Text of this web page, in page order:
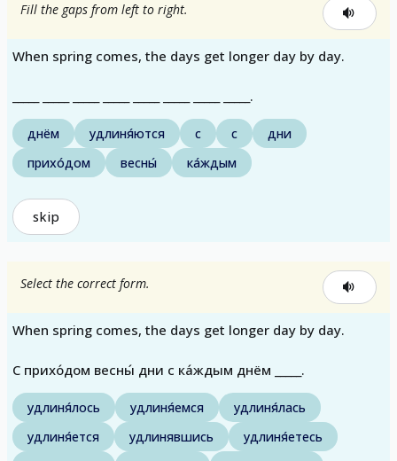
Fill the gaps from left to right.
When spring comes, the days get longer day by day.
_____ _____ _____ _____ _____ _____ _____ _____.
днём удлиня́ются с с
дни
прихо́дом
весны́ ка́ждым
skip
Select the correct form.
When spring comes, the days get longer day by day.
С прихо́дом весны́ дни с ка́ждым днём _____.
удлиня́лось удлиня́емся
удлиня́лась
удлиня́ется
удлинявшись
удлиня́етесь